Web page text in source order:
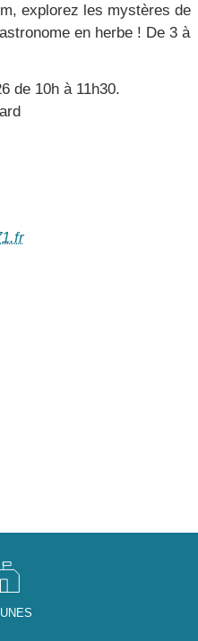
explorez les mystères de
en herbe ! De 3 à
de 10h à 11h30.